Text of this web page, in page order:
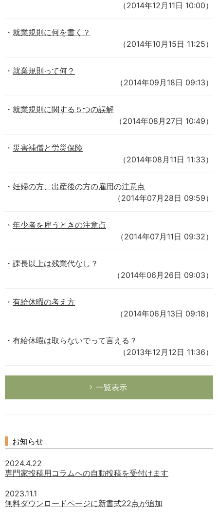
（2014年12月11日 10:00）
就業規則に何を書く？
（2014年10月15日 11:25）
就業規則って何？
（2014年09月18日 09:13）
就業規則に関する５つの誤解
（2014年08月27日 10:49）
災害補償と労災保険
（2014年08月11日 11:33）
妊婦の方、出産後の方の雇用の注意点
（2014年07月28日 09:59）
年少者を雇うときの注意点
（2014年07月11日 09:32）
課長以上は残業代なし？
（2014年06月26日 09:03）
有給休暇の考え方
（2014年06月13日 09:18）
有給休暇は取らないでって言える？
（2013年12月12日 11:36）
一覧表示
お知らせ
2024.4.22
専門家投稿用コラムへの自動投稿を受付けます
2023.11.1
無料ダウンロードページに新書式22点が追加